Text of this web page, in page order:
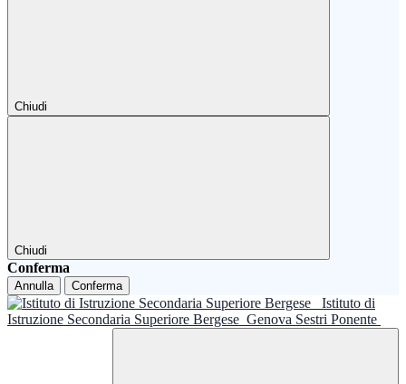
Chiudi
Chiudi
Conferma
Annulla Conferma
Istituto di
Istruzione Secondaria Superiore Bergese Genova Sestri Ponente